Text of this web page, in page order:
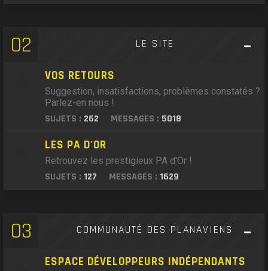
02 LE SITE
VOS RETOURS
Suggestion, insatisfactions, problèmes constatés ?
Parlez-en nous !
SUJETS : 262 MESSAGES : 5018
LES PA D'OR
Retrouvez les prestigieux PA d'Or !
SUJETS : 127 MESSAGES : 1629
03 COMMUNAUTÉ DES PLANAVIENS
ESPACE DÉVELOPPEURS INDÉPENDANTS